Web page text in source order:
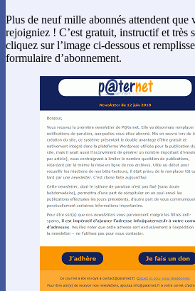
Plus de neuf mille abonnés attendent que
rejoigniez ! C’est gratuit, instructif et très
cliquez sur l’image ci-dessous et
formulaire d’abonnement.